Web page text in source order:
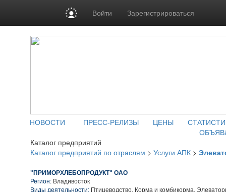
Войти Зарегистрироваться
НОВОСТИ ПРЕСС-РЕЛИЗЫ ЦЕНЫ
Каталог предприятий
Каталог предприятий по отраслям > Услуги АПК >
"ПРИМОРХЛЕБОПРОДУКТ" ОАО
Регион: Владивосток
Виды деятельности: Птицеводство, Корма и комбикорма,